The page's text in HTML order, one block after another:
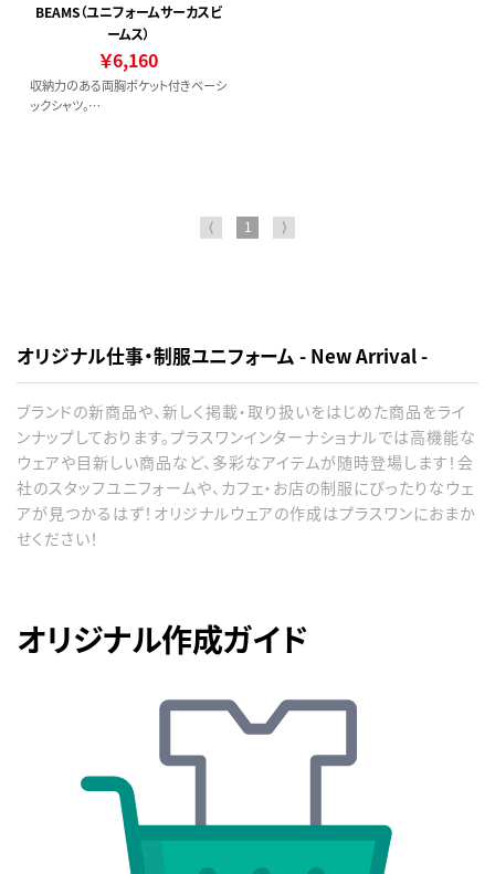
BEAMS（ユニフォームサーカスビ
ームス）
￥6,160
収納力のある両胸ポケット付きベーシ
ックシャツ。
⟨ 1 ⟩
オリジナル仕事・制服ユニフォーム - New Arrival -
ブランドの新商品や、新しく掲載・取り扱いをはじめた商品をライ
ンナップしております。プラスワンインターナショナルでは高機能な
ウェアや目新しい商品など、多彩なアイテムが随時登場します！会
社のスタッフユニフォームや、カフェ・お店の制服にぴったりなウェ
アが見つかるはず！オリジナルウェアの作成はプラスワンにおまか
せください！
オリジナル作成ガイド